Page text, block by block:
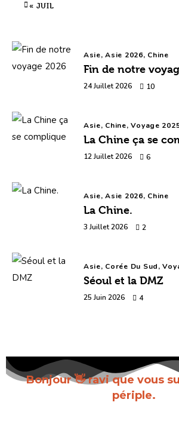
« JUIL
Asie,Asie 2026, Chine
Fin de notre
24 Juillet 2026 10
Asie, Chine,Voyage
La Chine ça se
12 Juillet 2026 6
Asie,Asie 2026, Chine
La Chine.
3 Juillet 2026 2
Asie, Corée Du Sud,
Séoul et la DMZ
25 Juin 2026 4
Bonjour 👋 ravi que vous
périple.